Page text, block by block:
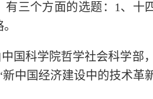
有三个方面的选题：1、十
国科学院哲学社会科学部
新中国经济建设中的技术革